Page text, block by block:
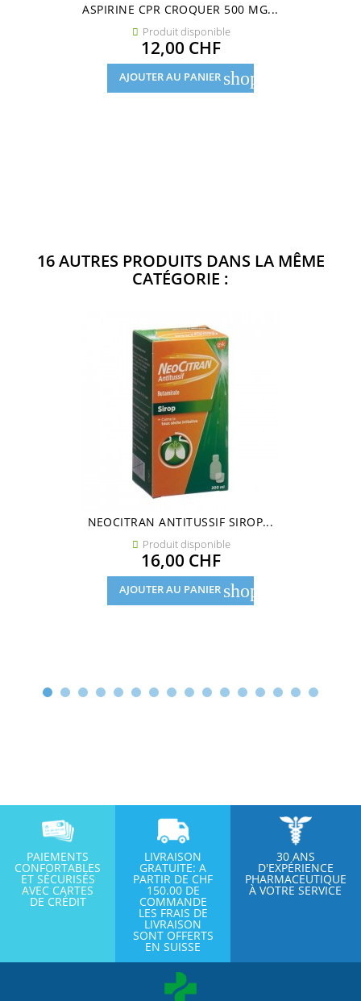
ASPIRINE CPR CROQUER 500 MG...
 Produit disponible
Prix
12,00 CHF
AJOUTER AU PANIER shopping_cart
16 AUTRES PRODUITS DANS LA MÊME
CATÉGORIE :
NEOCITRAN ANTITUSSIF SIROP...
 Produit disponible
Prix
16,00 CHF
AJOUTER AU PANIER shopping_cart
PAIEMENTS
CONFORTABLES
ET SÉCURISÉS
AVEC CARTES
DE CRÉDIT
LIVRAISON
GRATUITE: A
PARTIR DE CHF
150.00 DE
COMMANDE
LES FRAIS DE
LIVRAISON
SONT OFFERTS
EN SUISSE
30 ANS
D'EXPÉRIENCE
PHARMACEUTIQUE
À VOTRE SERVICE